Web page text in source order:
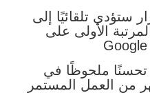
ستؤدي تلقائيًا إلى
الأولى على
ملحوظًا في
بعد 3 إلى 6 أشهر من العمل المستمر